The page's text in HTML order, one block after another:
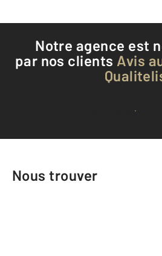
Notre agence est
par nos clients Avis
Voir tous les avis
Nous trouver